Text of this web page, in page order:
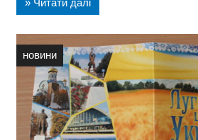
» Читати далі
новини